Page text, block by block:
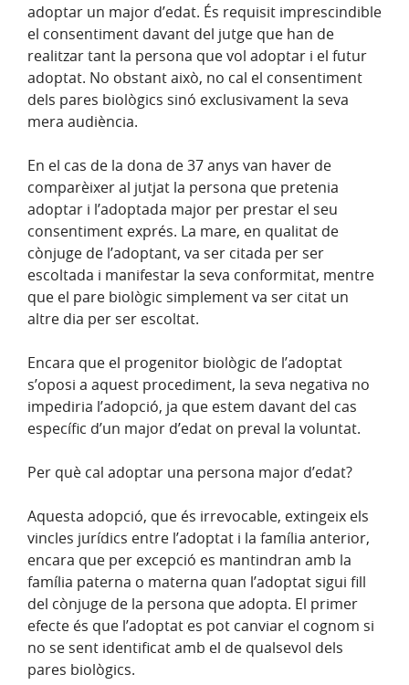
adoptar un major d’edat. És requisit imprescindible
el consentiment davant del jutge que han de
realitzar tant la persona que vol adoptar i el futur
adoptat. No obstant això, no cal el consentiment
dels pares biològics sinó exclusivament la seva
mera audiència.
En el cas de la dona de 37 anys van haver de
comparèixer al jutjat la persona que pretenia
adoptar i l’adoptada major per prestar el seu
consentiment exprés. La mare, en qualitat de
cònjuge de l’adoptant, va ser citada per ser
escoltada i manifestar la seva conformitat, mentre
que el pare biològic simplement va ser citat un
altre dia per ser escoltat.
Encara que el progenitor biològic de l’adoptat
s’oposi a aquest procediment, la seva negativa no
impediria l’adopció, ja que estem davant del cas
específic d’un major d’edat on preval la voluntat.
Per què cal adoptar una persona major d’edat?
Aquesta adopció, que és irrevocable, extingeix els
vincles jurídics entre l’adoptat i la família anterior,
encara que per excepció es mantindran amb la
família paterna o materna quan l’adoptat sigui fill
del cònjuge de la persona que adopta. El primer
efecte és que l’adoptat es pot canviar el cognom si
no se sent identificat amb el de qualsevol dels
pares biològics.